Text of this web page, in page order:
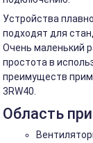
Устройства
подходят для
Очень маленький
простота в
преимуществ
3RW40.
Область